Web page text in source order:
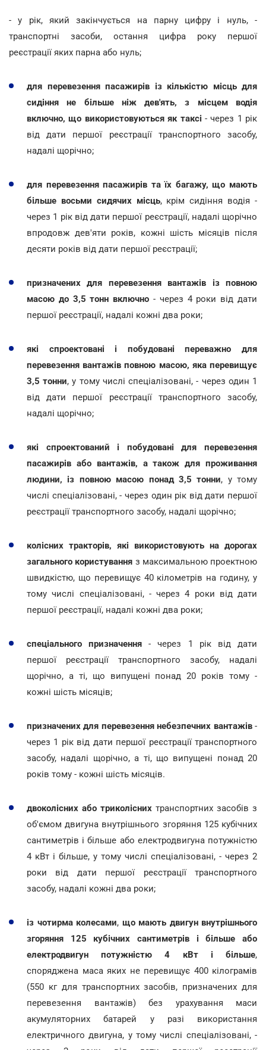
- у рік, який закінчується на парну цифру і нуль, -
транспортні засоби, остання цифра року першої
реєстрації яких парна або нуль;
для перевезення пасажирів із кількістю місць для
сидіння не більше ніж дев'ять, з місцем водія
включно, що використовуються як таксі - через 1 рік
від дати першої реєстрації транспортного засобу,
надалі щорічно;
для перевезення пасажирів та їх багажу, що мають
більше восьми сидячих місць, крім сидіння водія -
через 1 рік від дати першої реєстрації, надалі щорічно
впродовж дев'яти років, кожні шість місяців після
десяти років від дати першої реєстрації;
призначених для перевезення вантажів із повною
масою до 3,5 тонн включно - через 4 роки від дати
першої реєстрації, надалі кожні два роки;
які спроектовані і побудовані переважно для
перевезення вантажів повною масою, яка перевищує
3,5 тонни, у тому числі спеціалізовані, - через один 1
від дати першої реєстрації транспортного засобу,
надалі щорічно;
які спроектований і побудовані для перевезення
пасажирів або вантажів, а також для проживання
людини, із повною масою понад 3,5 тонни, у тому
числі спеціалізовані, - через один рік від дати першої
реєстрації транспортного засобу, надалі щорічно;
колісних тракторів, які використовують на дорогах
загального користування з максимальною проектною
швидкістю, що перевищує 40 кілометрів на годину, у
тому числі спеціалізовані, - через 4 роки від дати
першої реєстрації, надалі кожні два роки;
спеціального призначення - через 1 рік від дати
першої реєстрації транспортного засобу, надалі
щорічно, а ті, що випущені понад 20 років тому -
кожні шість місяців;
призначених для перевезення небезпечних вантажів-
через 1 рік від дати першої реєстрації транспортного
засобу, надалі щорічно, а ті, що випущені понад 20
років тому - кожні шість місяців.
двоколісних або триколісних транспортних засобів з
об'ємом двигуна внутрішнього згоряння 125 кубічних
сантиметрів і більше або електродвигуна потужністю
4 кВт і більше, у тому числі спеціалізовані, - через 2
роки від дати першої реєстрації транспортного
засобу, надалі кожні два роки;
із чотирма колесами, що мають двигун внутрішнього
згоряння 125 кубічних сантиметрів і більше або
електродвигун потужністю 4 кВт і більше,
споряджена маса яких не перевищує 400 кілограмів
(550 кг для транспортних засобів, призначених для
перевезення вантажів) без урахування маси
акумуляторних батарей у разі використання
електричного двигуна, у тому числі спеціалізовані, -